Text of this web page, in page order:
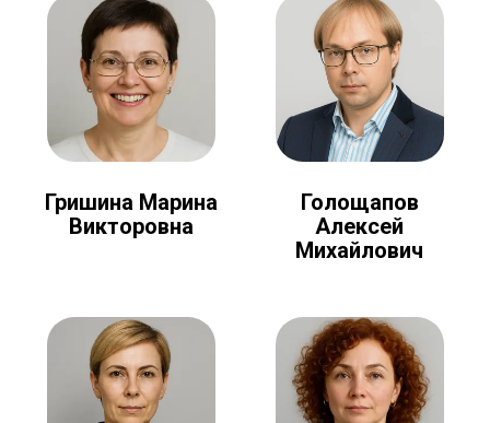
Гришина Марина
Викторовна
Голощапов
Алексей
Михайлович